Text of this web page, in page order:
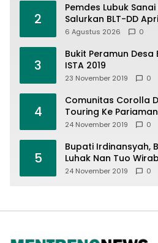
2
Pemdes Lubuk
Salurkan BLT-DD
Terima Rp900 Ribu
6 Agustus 2026 0
3
Bukit Peramun Desa
ISTA 2019
23 November 2019 0
4
Comunitas Corolla
Touring Ke Pariaman
24 November 2019 0
5
Bupati Irdinansyah,
Luhak Nan Tuo
Offroad 2019
24 November 2019 0